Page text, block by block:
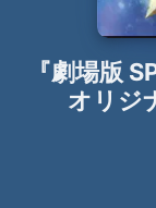
『劇場版
オリジ